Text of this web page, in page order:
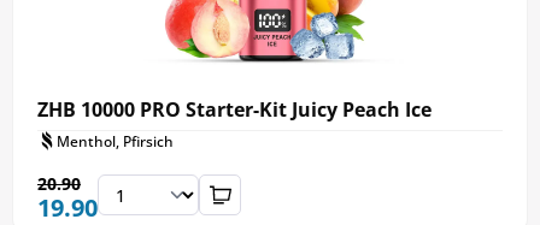
ZHB 10000 PRO Starter-Kit Juicy Peach Ice
Menthol, Pfirsich
19.90
20.90